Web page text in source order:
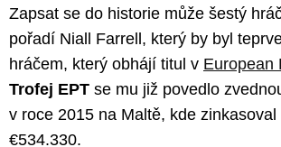
Zapsat se do historie může šestý
pořadí Niall Farrell, který by byl
hráčem, který obhájí titul v European
Trofej EPT se mu již povedlo
v roce 2015 na Maltě, kde zinkasoval
€534.330.